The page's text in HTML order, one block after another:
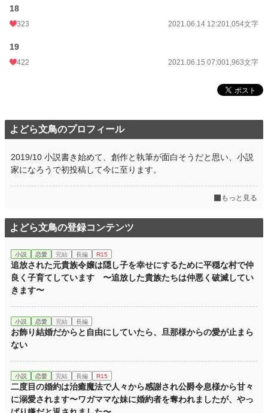
18
323 2021.06.14 12:201,054文字
19
422 2021.06.15 07:001,963文字
よどら文鳥のプロフィール
2019/10 小説書き始めて、創作と執筆が面白そうだと思い、小説
家になろうで初投稿して今に至ります。
もっと見る
よどら文鳥の登録コンテンツ
小説 恋愛 完結 長編 R15
追放された元貴族令嬢は隠し子を幸せにするために平穏な村で仲
良く子育てしています 〜追放した貴族たちは仲悪く破滅してい
きます〜
小説 恋愛 完結 長編
お飾り結婚だからと自由にしていたら、旦那様からの愛が止まら
ない
小説 恋愛 完結 長編 R15
二度目の婚約は治癒魔法で人々から感謝され公爵令息様から甘々
に溺愛されます〜ワガママな妹に婚約者を奪われましたが、やっ